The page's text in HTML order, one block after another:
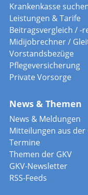
Krankenkasse
Leistungen & Tarife
Beitragsvergleich / -
Midijobrechner /
Vorstandsbezüge
Pflegeversicherung
Private Vorsorge
News & Themen
News & Meldungen
Mitteilungen aus der
Termine
Themen der GKV
GKV-Newsletter
RSS-Feeds